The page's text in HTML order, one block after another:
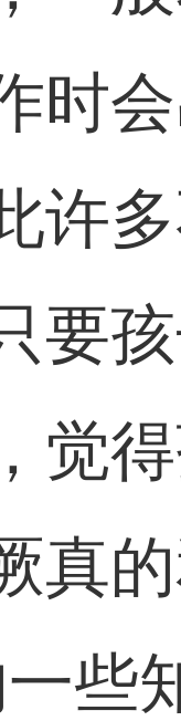
时
许
要
觉
真
些